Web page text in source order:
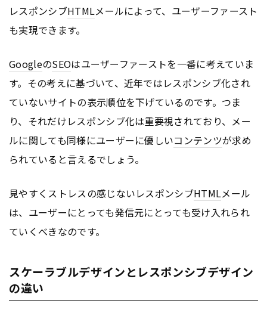
レスポンシブHTMLメールによって、ユーザーファースト
も実現できます。
GoogleのSEOはユーザーファーストを一番に考えていま
す。その考えに基づいて、近年ではレスポンシブ化され
ていないサイトの表示順位を下げているのです。つま
り、それだけレスポンシブ化は重要視されており、メー
ルに関しても同様にユーザーに優しいコンテンツが求め
られていると言えるでしょう。
見やすくストレスの感じないレスポンシブHTMLメール
は、ユーザーにとっても発信元にとっても受け入れられ
ていくべきなのです。
スケーラブルデザインとレスポンシブデザイン
の違い